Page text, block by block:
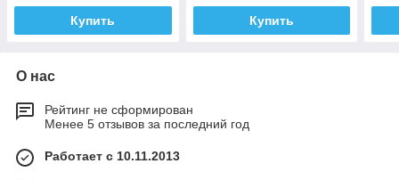
Купить Купить
О нас
Рейтинг не сформирован
Менее 5 отзывов за последний год
Работает с 10.11.2013